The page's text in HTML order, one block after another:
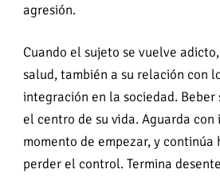
agresión.
Cuando el sujeto se vuelve
salud, también a su relación con
integración en la sociedad. Beber
el centro de su vida. Aguarda
momento de empezar, y continúa
perder el control. Termina